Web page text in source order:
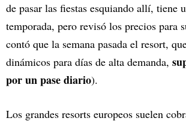
de pasar las fiestas esquiando allí, tiene
temporada, pero revisó los precios para
contó que la semana pasada el resort,
dinámicos para días de alta demanda,
por un pase diario).
Los grandes resorts europeos suelen